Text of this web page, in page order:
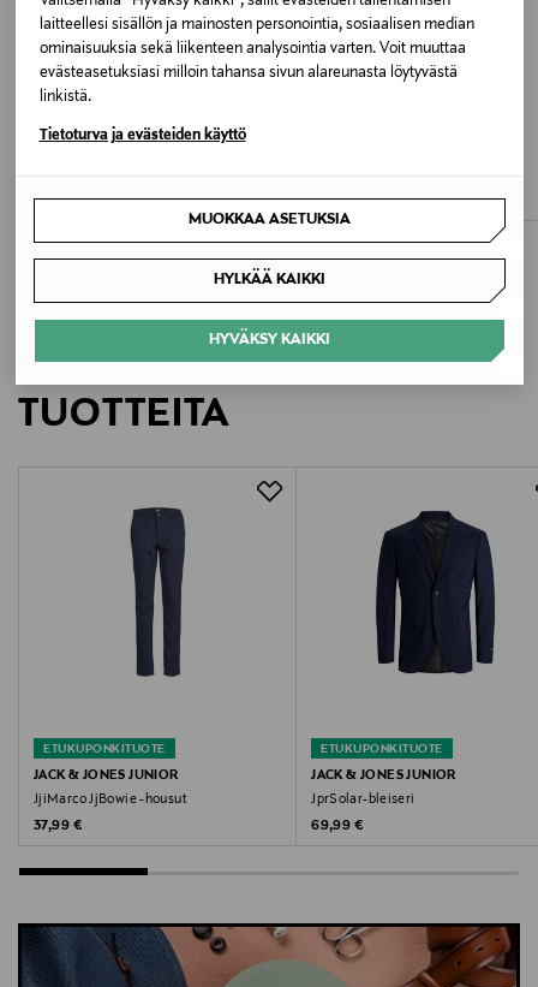
laitteellesi sisällön ja mainosten personointia, sosiaalisen median
ominaisuuksia sekä liikenteen analysointia varten. Voit muuttaa
evästeasetuksiasi milloin tahansa sivun alareunasta löytyvästä
linkistä.
Tietoturva ja evästeiden käyttö
MUOKKAA ASETUKSIA
HYLKÄÄ KAIKKI
HYVÄKSY KAIKKI
BLACK
Valmistusmaa
Bestseller Wholesale Finland Oy
Valmistajan osoite
Lars Sonckin Kaari 6, 02600 Espoo, Finland
contact@bestseller.com
jack ja jones, jack & jones, housut, puvinhousut,
ETUKUPONKITUOTE
Original Price
22,99 €
Original Price
69,99 €
LISÄÄ KIINNOSTAVIA
TUOTTEITA
ETUKUPONKITUOTE
JACK & JONES JUNIOR
JjiMarco JjBowie -housut
Original Price
37,99 €
ETUKUPONKITUOTE
JACK & JONES JUNIOR
JprSolar-bleiseri
Original Price
69,99 €